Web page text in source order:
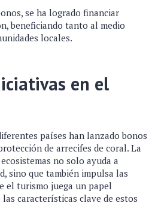
se ha logrado financiar
beneficiando tanto al medio
locales.
en el
países han lanzado bonos
de arrecifes de coral. La
no solo ayuda a
sino que también impulsa las
el turismo juega un papel
características clave de estos